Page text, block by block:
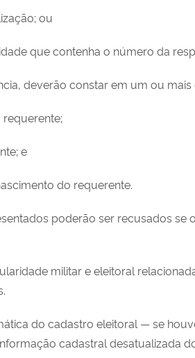
ou
que contenha o número da
deverão constar em um ou
e
do requerente.
poderão ser recusados
militar e eleitoral
do cadastro eleitoral — se
cadastral